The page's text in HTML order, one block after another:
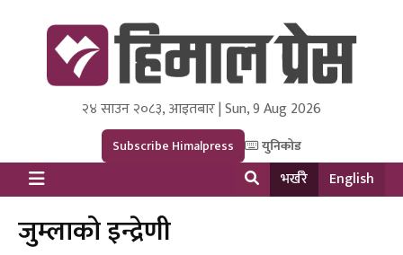
Himal Press
Dot NewsyNepal Media and Research Pvt Ltd.
२४ साउन २०८३, आइतबार | Sun, 9 Aug 2026
Subscribe Himalpress युनिकोड
भर्खरै English
जुम्लाको इन्द्रेणी